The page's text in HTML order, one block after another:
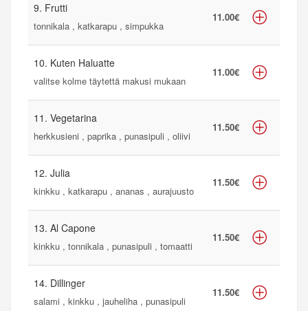
9. Frutti
tonnikala , katkarapu , simpukka
11.00€
10. Kuten Haluatte
valitse kolme täytettä makusi mukaan
11.00€
11. Vegetarina
herkkusieni , paprika , punasipuli , oliivi
11.50€
12. Julia
kinkku , katkarapu , ananas , aurajuusto
11.50€
13. Al Capone
kinkku , tonnikala , punasipuli , tomaatti
11.50€
14. Dillinger
salami , kinkku , jauheliha , punasipuli
11.50€